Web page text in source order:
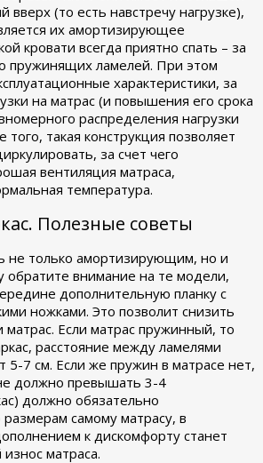
вверх (то есть навстречу нагрузке),
их амортизирующее
кровати всегда приятно спать – за
пружинящих ламелей. При этом
характеристики, за
на матрас (и повышения его срока
распределения нагрузки
такая конструкция позволяет
за счет чего
вентиляция матраса,
температура.
Полезные советы
не только амортизирующим, но и
внимание на те модели,
дополнительную планку с
ножками. Это позволит снизить
матрас. Если матрас пружинный, то
расстояние между ламелями
5-7 см. Если же пружин в матрасе нет,
должно превышать 3-4
должно обязательно
размерам самому матрасу, в
к дискомфорту станет
матраса.